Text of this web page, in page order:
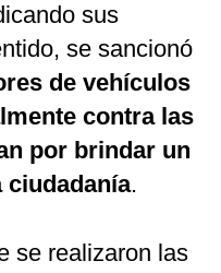
sus
se sancionó
de vehículos
contra las
por brindar un
ciudadanía.
se realizaron las